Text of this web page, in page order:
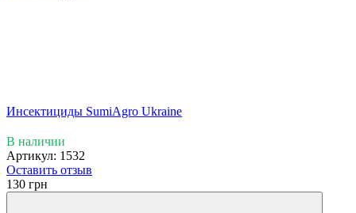
Инсектициды SumiAgro Ukraine
В наличии
Артикул: 1532
Оставить отзыв
130 грн